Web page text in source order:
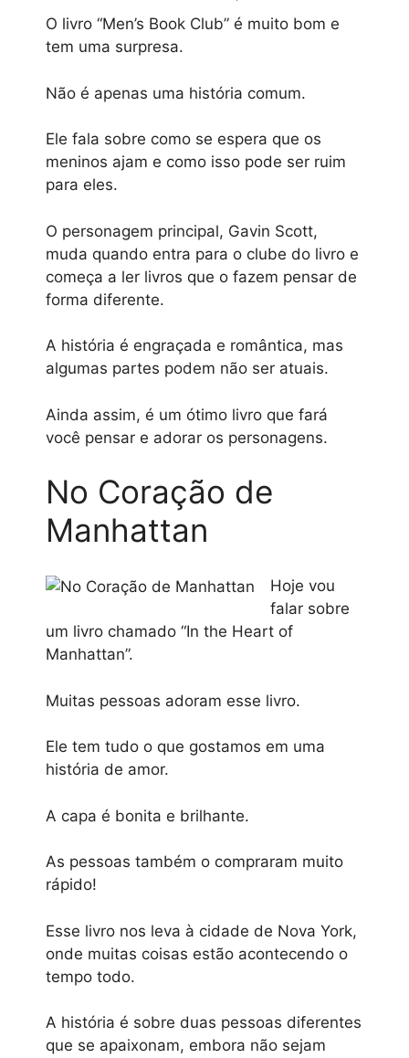
O livro “Men’s Book Club” é muito bom e
tem uma surpresa.
Não é apenas uma história comum.
Ele fala sobre como se espera que os
meninos ajam e como isso pode ser ruim
para eles.
O personagem principal, Gavin Scott,
muda quando entra para o clube do livro e
começa a ler livros que o fazem pensar de
forma diferente.
A história é engraçada e romântica, mas
algumas partes podem não ser atuais.
Ainda assim, é um ótimo livro que fará
você pensar e adorar os personagens.
No Coração de
Manhattan
Hoje vou
falar sobre
um livro chamado “In the Heart of
Manhattan”.
Muitas pessoas adoram esse livro.
Ele tem tudo o que gostamos em uma
história de amor.
A capa é bonita e brilhante.
As pessoas também o compraram muito
rápido!
Esse livro nos leva à cidade de Nova York,
onde muitas coisas estão acontecendo o
tempo todo.
A história é sobre duas pessoas diferentes
que se apaixonam, embora não sejam